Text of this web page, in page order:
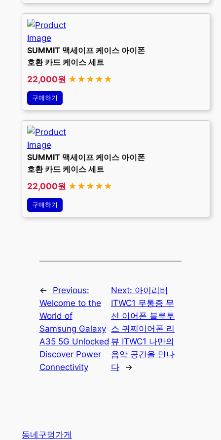
SUMMIT 맥세이프 케이스 아이폰
호환 카드 케이스 세트
22,000원 ★★★★★
구매하기
SUMMIT 맥세이프 케이스 아이폰
호환 카드 케이스 세트
22,000원 ★★★★★
구매하기
←
Previous:
Welcome to the
World of
Samsung Galaxy
A35 5G Unlocked
Discover Power
Connectivity
Next: 아이리버
ITWC1 무통증 무
선 이어폰 블루투
스 귀찌이어폰 리
뷰 ITWC1 나만의
음악 공간을 만나
다
→
동네구멍가게